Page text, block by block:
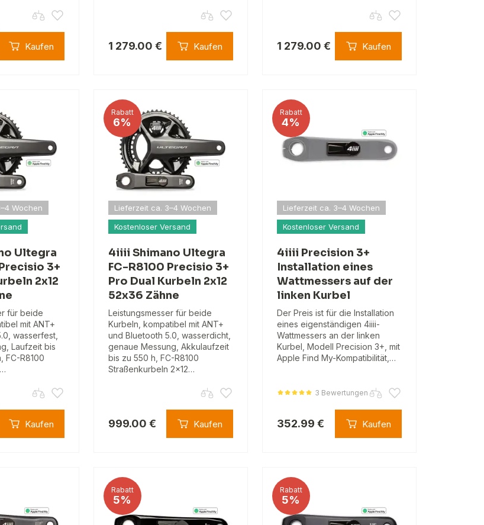
Kaufen 1 279.00 € Kaufen 1 279.00 € Kaufen
Wochen
Ultegra
3+
2x12
für beide
mit ANT+
wasserfest,
Laufzeit bis
FC-R8100
Kaufen
Rabatt
6%
Lieferzeit ca. 3–4 Wochen
Kostenloser Versand
4iiii Shimano Ultegra
FC-R8100 Precisio 3+
Pro Dual Kurbeln 2x12
52x36 Zähne
Leistungsmesser für beide
Kurbeln, kompatibel mit ANT+
und Bluetooth 5.0, wasserdicht,
genaue Messung, Akkulaufzeit
bis zu 550 h, FC-R8100
Straßenkurbeln 2x12…
999.00 € Kaufen
Rabatt
4%
Lieferzeit ca. 3–4 Wochen
Kostenloser Versand
4iiii Precision 3+
Installation eines
Wattmessers auf der
linken Kurbel
Der Preis ist für die Installation
eines eigenständigen 4iiii-
Wattmessers an der linken
Kurbel, Modell Precision 3+, mit
Apple Find My-Kompatibilität,…
3 Bewertungen
352.99 € Kaufen
Rabatt
5%
Rabatt
5%